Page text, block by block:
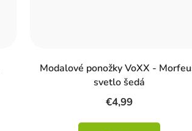
Modalové ponožky VoXX -
svetlo šedá
€4,99